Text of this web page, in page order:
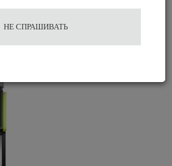
сайте миркофе
НЕ СПРАШИВАТЬ